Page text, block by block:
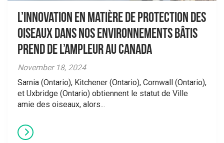
L’innovation en matière de protection des
oiseaux dans nos environnements bâtis
prend de l’ampleur au Canada
November 18, 2024
Sarnia (Ontario), Kitchener (Ontario), Cornwall (Ontario),
et Uxbridge (Ontario) obtiennent le statut de Ville
amie des oiseaux, alors...